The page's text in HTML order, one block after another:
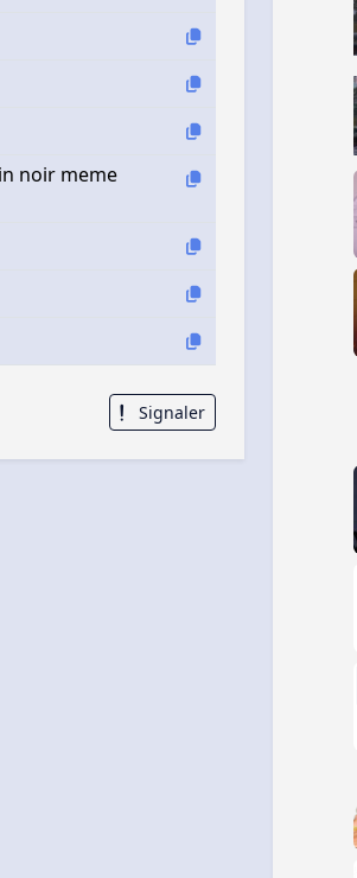
noir meme
Signaler